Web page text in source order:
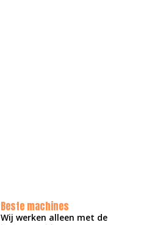
Beste machines
Wij werken alleen met de